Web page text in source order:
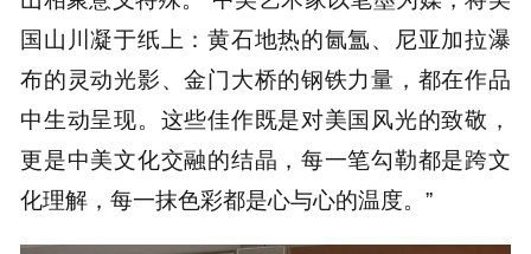
国山川凝于纸上：黄石地热的氤氲、尼亚加拉瀑
布的灵动光影、金门大桥的钢铁力量，都在作品
中生动呈现。这些佳作既是对美国风光的致敬，
更是中美文化交融的结晶，每一笔勾勒都是跨文
化理解，每一抹色彩都是心与心的温度。”